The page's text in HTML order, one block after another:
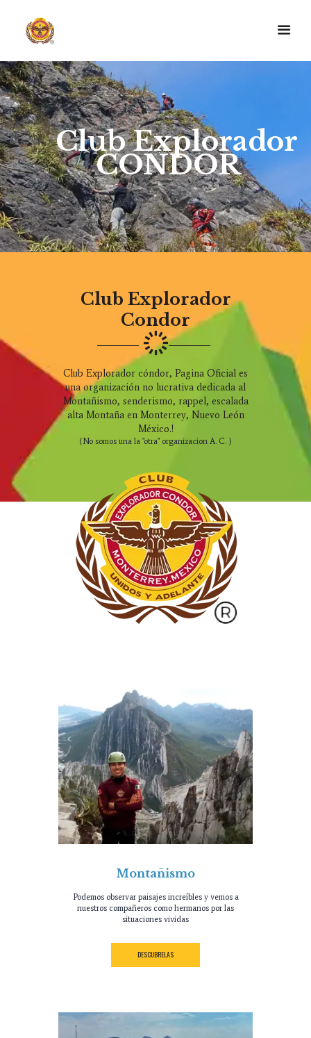
Club Explorador
CONDOR
Club Explorador
Condor
Club Explorador cóndor, Pagina Oficial es
una organización no lucrativa dedicada al
Montañismo, senderismo, rappel, escalada
alta Montaña en Monterrey, Nuevo León
México.!
(No somos una la "otra" organizacion A. C. )
Montañismo
Podemos observar paisajes increíbles y vemos a
nuestros compañeros como hermanos por las
situaciones vividas
DESCUBRELAS